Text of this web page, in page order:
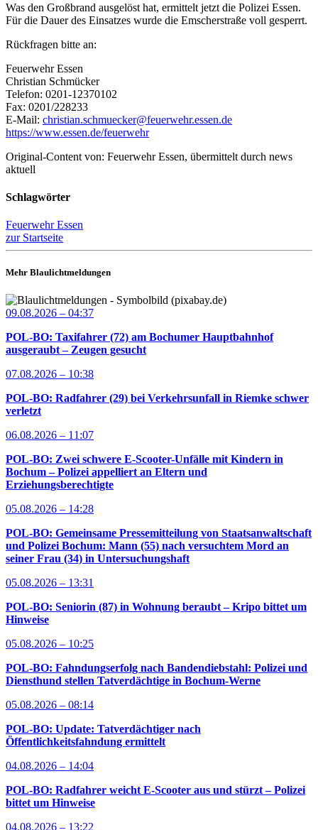
Was den Großbrand ausgelöst hat, ermittelt jetzt die Polizei Essen.
Für die Dauer des Einsatzes wurde die Emscherstraße voll gesperrt.
Rückfragen bitte an:
Feuerwehr Essen
Christian Schmücker
Telefon: 0201-12370102
Fax: 0201/228233
E-Mail: christian.schmuecker@feuerwehr.essen.de
https://www.essen.de/feuerwehr
Original-Content von: Feuerwehr Essen, übermittelt durch news
aktuell
Schlagwörter
Feuerwehr Essen
zur Startseite
Mehr Blaulichtmeldungen
09.08.2026 – 04:37
POL-BO: Taxifahrer (72) am Bochumer Hauptbahnhof
ausgeraubt – Zeugen gesucht
07.08.2026 – 10:38
POL-BO: Radfahrer (29) bei Verkehrsunfall in Riemke schwer
verletzt
06.08.2026 – 11:07
POL-BO: Zwei schwere E-Scooter-Unfälle mit Kindern in
Bochum – Polizei appelliert an Eltern und
Erziehungsberechtigte
05.08.2026 – 14:28
POL-BO: Gemeinsame Pressemitteilung von Staatsanwaltschaft
und Polizei Bochum: Mann (55) nach versuchtem Mord an
seiner Frau (34) in Untersuchungshaft
05.08.2026 – 13:31
POL-BO: Seniorin (87) in Wohnung beraubt – Kripo bittet um
Hinweise
05.08.2026 – 10:25
POL-BO: Fahndungserfolg nach Bandendiebstahl: Polizei und
Diensthund stellen Tatverdächtige in Bochum-Werne
05.08.2026 – 08:14
POL-BO: Update: Tatverdächtiger nach
Öffentlichkeitsfahndung ermittelt
04.08.2026 – 14:04
POL-BO: Radfahrer weicht E-Scooter aus und stürzt – Polizei
bittet um Hinweise
04.08.2026 – 13:22